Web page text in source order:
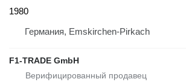
1980
Германия, Emskirchen-Pirkach
F1-TRADE GmbH